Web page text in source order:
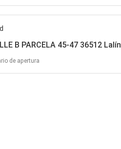
B PARCELA 45-47 36512 Lalín
de apertura